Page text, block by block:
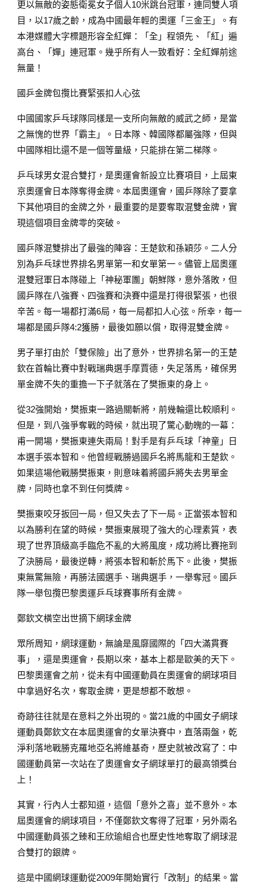
更以無敵的姿態衛冕女子個人10米跳台冠軍，連同雙人項
目，以17歲之齡，成為中國最年輕的奧運「三金王」。有
本港媒體大字標題形容全紅嬋：「全」程領先、「紅」遍
高台、「嬋」連冠軍。幾乎所有人一致看好：全紅嬋前途
無量！
國乒金牌包攬比賽緊張扣人心弦
中國國家乒乓球隊同樣是一支所向無敵的威武之師，是當
之無愧的世界「霸主」。日本隊、韓國隊都屬強隊，但與
中國隊相比還不是一個等量級，只能排在第二梯隊。
乒乓球男女混合雙打，是奧運會新設立比賽項目，上屆東
京奧運會日本隊奪得金牌。本屆奧運會，國乒隊除了要拿
下其他項目的金牌之外，最重要的是要奪取混雙金牌，實
現這個項目金牌零的突破。
國乒隊混雙排出了最強的陣容：王楚欽和孫穎莎。二人分
別為乒乓球世界排名男單第一和女單第一。儘管上屆奧運
混雙冠軍日本隊碰上「神秘軍團」朝鮮隊，意外落敗，但
國乒隊在八強賽、四強賽和決賽中還是打得很緊張，也很
辛苦。每一場都打滿6局，每一局都扣人心弦。所幸，每一
場都是國乒隊4:2獲勝，最後如願以償，取得混雙金牌。
男子單打由於「雙保險」出了意外，世界排名第一的王楚
欽在首輪比賽中對戰瑞典選手摩賈德，失足落馬，確保男
單金牌不失的重擔一下子就落在了樊振東的身上。
從32強開始，樊振東一路過關斬將，前幾輪還比較順利。
但是，到八強爭奪戰的時候，就出現了驚心動魄的一幕：
甫一開場，樊振東連失兩局！對手是有乒乓球「神童」日
本選手張本智和。他曾經戰勝過國乒名將馬龍和王楚欽。
如果這場他戰勝樊振東，則意味着將國乒將失去男單金
牌，同時也拿不到任何獎牌。
樊振東咬牙扳回一局，但又失去了下一局。正當張本智和
以為勝利在望的時候，樊振東展現了強大的心理素質，表
現了世界頂級高手臨危不亂的大將風度，成功將比賽拖到
了決勝局，最後逆轉，將張本智和斬於馬下。此後，樊振
東無驚無險，再勝法國選手、瑞典選手，一舉奪冠。國乒
隊一舉包攬巴黎奧運乒乓球賽事所有金牌。
鄭欽文橫空出世摘下網球金牌
眾所周知，網球運動，無論是風靡國際的「四大滿貫賽
事」，還是奧運會，長期以來，基本上都是歐美的天下。
巴黎奧運會之前，從未有中國運動員在奧運會的網球項目
中拿過好名次，奪取金牌，更是想都不敢想。
奇跡往往就是在意料之外出現的。當21歲的中國女子網球
運動員鄭欽文在本屆奧運會的女單決賽中，直落兩盤，乾
淨利落地戰勝克羅地亞名將維基奇，歷史就被改寫了：中
國運動員第一次站在了奧運會女子網球單打的最高領獎台
上！
其實，行內人士都知道，這個「意外之喜」並不意外。本
屆奧運會的網球項目，不僅鄭欽文奪得了冠軍，另外兩名
中國運動員張之臻和王欣瑜組合也歷史性地奪取了網球混
合雙打的銀牌。
這是中國網球運動從2009年開始實行「改制」的結果。當